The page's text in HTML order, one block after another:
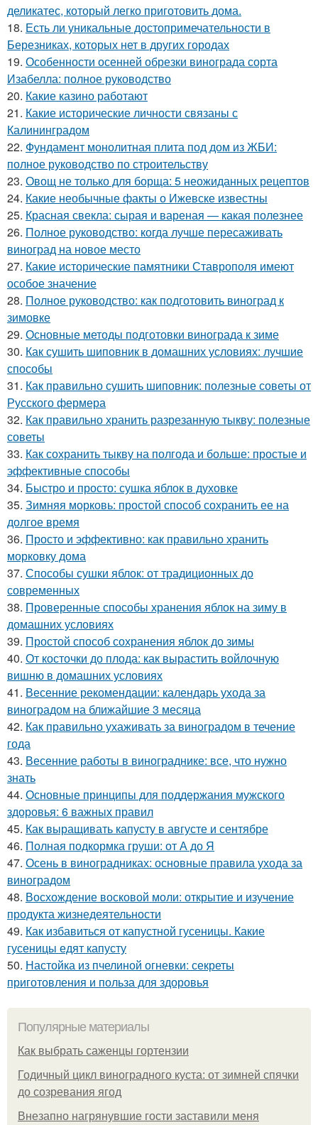
деликатес, который легко приготовить дома.
18. Есть ли уникальные достопримечательности в
Березниках, которых нет в других городах
19. Особенности осенней обрезки винограда сорта
Изабелла: полное руководство
20. Какие казино работают
21. Какие исторические личности связаны с
Калининградом
22. Фундамент монолитная плита под дом из ЖБИ:
полное руководство по строительству
23. Овощ не только для борща: 5 неожиданных рецептов
24. Какие необычные факты о Ижевске известны
25. Красная свекла: сырая и вареная — какая полезнее
26. Полное руководство: когда лучше пересаживать
виноград на новое место
27. Какие исторические памятники Ставрополя имеют
особое значение
28. Полное руководство: как подготовить виноград к
зимовке
29. Основные методы подготовки винограда к зиме
30. Как сушить шиповник в домашних условиях: лучшие
способы
31. Как правильно сушить шиповник: полезные советы от
Русского фермера
32. Как правильно хранить разрезанную тыкву: полезные
советы
33. Как сохранить тыкву на полгода и больше: простые и
эффективные способы
34. Быстро и просто: сушка яблок в духовке
35. Зимняя морковь: простой способ сохранить ее на
долгое время
36. Просто и эффективно: как правильно хранить
морковку дома
37. Способы сушки яблок: от традиционных до
современных
38. Проверенные способы хранения яблок на зиму в
домашних условиях
39. Простой способ сохранения яблок до зимы
40. От косточки до плода: как вырастить войлочную
вишню в домашних условиях
41. Весенние рекомендации: календарь ухода за
виноградом на ближайшие 3 месяца
42. Как правильно ухаживать за виноградом в течение
года
43. Весенние работы в винограднике: все, что нужно
знать
44. Основные принципы для поддержания мужского
здоровья: 6 важных правил
45. Как выращивать капусту в августе и сентябре
46. Полная подкормка груши: от А до Я
47. Осень в виноградниках: основные правила ухода за
виноградом
48. Восхождение восковой моли: открытие и изучение
продукта жизнедеятельности
49. Как избавиться от капустной гусеницы. Какие
гусеницы едят капусту
50. Настойка из пчелиной огневки: секреты
приготовления и польза для здоровья
Популярные материалы
Как выбрать саженцы гортензии
Годичный цикл виноградного куста: от зимней спячки
до созревания ягод
Внезапно нагрянувшие гости заставили меня